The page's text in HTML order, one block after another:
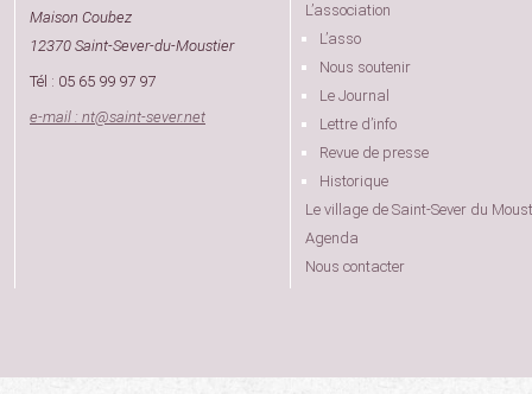
Maison Coubez
12370 Saint-Sever-du-Moustier
Tél : 05 65 99 97 97
e-mail : nt@saint-sever.net
L’association
L’asso
Nous soutenir
Le Journal
Lettre d’info
Revue de presse
Historique
Le village de Saint-Sever du
Agenda
Nous contacter